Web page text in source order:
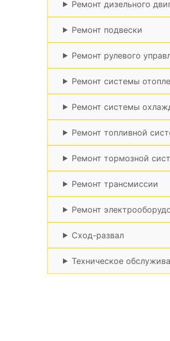
Ремонт дизельного
Ремонт подвески
Ремонт рулевого
Ремонт системы
Ремонт системы
Ремонт топливной
Ремонт тормозной
Ремонт трансмиссии
Ремонт
Сход-развал
Техническое